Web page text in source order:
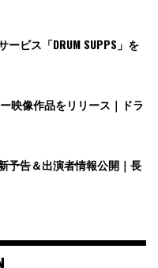
ビス「DRUM SUPPS」を
映像作品をリリース｜ドラ
予告＆出演者情報公開｜長